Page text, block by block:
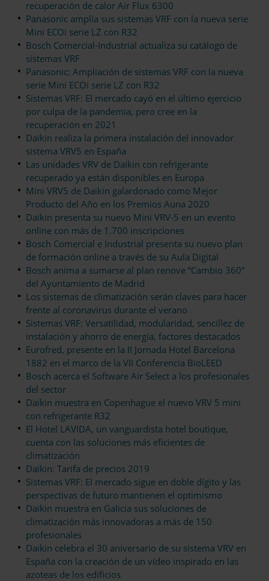
recuperación de calor Air Flux 6300
Panasonic amplía sus sistemas VRF con la nueva serie
Mini ECOi serie LZ con R32
Bosch Comercial-Industrial actualiza su catálogo de
sistemas VRF
Panasonic: Ampliación de sistemas VRF con la nueva
serie Mini ECOi serie LZ con R32
Sistemas VRF: El mercado cayó en el último ejercicio
por culpa de la pandemia, pero cree en la
recuperación en 2021
Daikin realiza la primera instalación del innovador
sistema VRV5 en España
Las unidades VRV de Daikin con refrigerante
recuperado ya están disponibles en Europa
Mini VRV5 de Daikin galardonado como Mejor
Producto del Año en los Premios Auna 2020
Daikin presenta su nuevo Mini VRV-5 en un evento
online con más de 1.700 inscripciones
Bosch Comercial e Industrial presenta su nuevo plan
de formación online a través de su Aula Digital
Bosch anima a sumarse al plan renove “Cambio 360”
del Ayuntamiento de Madrid
Los sistemas de climatización serán claves para hacer
frente al coronavirus durante el verano
Sistemas VRF: Versatilidad, modularidad, sencillez de
instalación y ahorro de energía, factores destacados
Eurofred, presente en la II Jornada Hotel Barcelona
1882 en el marco de la VII Conferencia BioLEED
Bosch acerca el Software Air Select a los profesionales
del sector
Daikin muestra en Copenhague el nuevo VRV 5 mini
con refrigerante R32
El Hotel LAVIDA, un vanguardista hotel boutique,
cuenta con las soluciones más eficientes de
climatización
Daikin: Tarifa de precios 2019
Sistemas VRF: El mercado sigue en doble dígito y las
perspectivas de futuro mantienen el optimismo
Daikin muestra en Galicia sus soluciones de
climatización más innovadoras a más de 150
profesionales
Daikin celebra el 30 aniversario de su sistema VRV en
España con la creación de un vídeo inspirado en las
azoteas de los edificios